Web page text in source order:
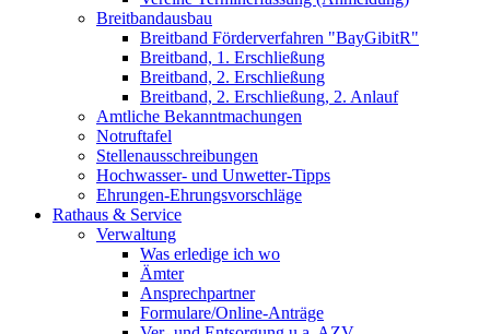
Breitbandausbau
Breitband Förderverfahren "BayGibitR"
Breitband, 1. Erschließung
Breitband, 2. Erschließung
Breitband, 2. Erschließung, 2. Anlauf
Amtliche Bekanntmachungen
Notruftafel
Stellenausschreibungen
Hochwasser- und Unwetter-Tipps
Ehrungen-Ehrungsvorschläge
Rathaus & Service
Verwaltung
Was erledige ich wo
Ämter
Ansprechpartner
Formulare/Online-Anträge